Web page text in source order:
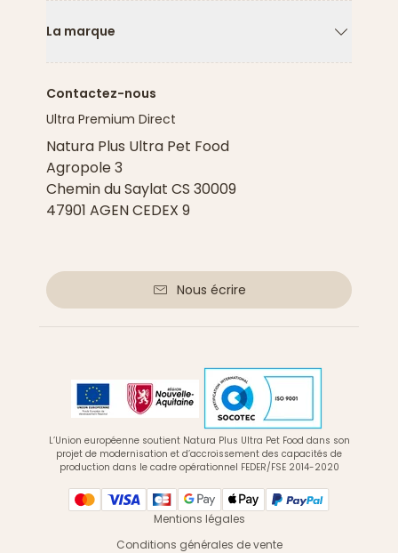
La marque
Contactez-nous
Ultra Premium Direct
Natura Plus Ultra Pet Food
Agropole 3
Chemin du Saylat CS 30009
47901 AGEN CEDEX 9
Nous écrire
L’Union européenne soutient Natura Plus Ultra Pet Food dans son
projet de modernisation et d’accroissement des capacités de
production dans le cadre opérationnel FEDER/FSE 2014-2020
Mentions légales
Conditions générales de vente